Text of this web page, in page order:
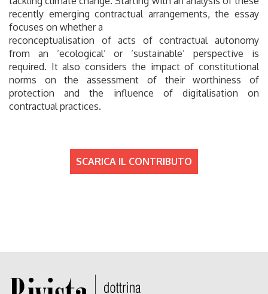
recently emerging contractual arrangements, the essay
focuses on whether a
reconceptualisation of acts of contractual autonomy
from an ‘ecological’ or ‘sustainable’ perspective is
required. It also considers the impact of constitutional
norms on the assessment of their worthiness of
protection and the influence of digitalisation on
contractual practices.
SCARICA IL CONTRIBUTO